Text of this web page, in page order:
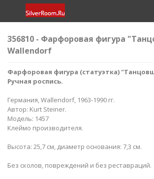
356810 - Фарфоровая фигура
Wallendorf
Фарфоровая фигура (статуэтка)
Ручная роспись.
Германия, Wallendorf, 1963-1990 гг.
Автор: Kurt Steiner. ​
Модель: 1457
Клеймо производителя.
Высота: 25,7 см, диаметр основания: 7,3 см.
Без сколов, повреждений и без реставраций.